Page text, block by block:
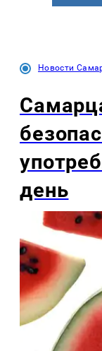
Новости
день